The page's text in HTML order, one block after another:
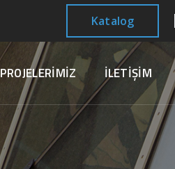
Katalog
PROJELERİMİZ İLETİŞİM